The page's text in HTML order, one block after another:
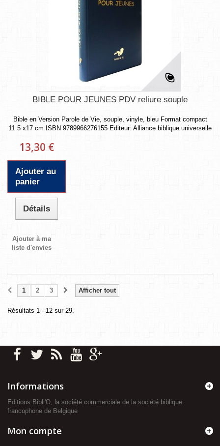
BIBLE POUR JEUNES PDV reliure souple
Bible en Version Parole de Vie, souple, vinyle, bleu Format compact
11.5 x17 cm ISBN 9789966276155 Editeur: Alliance biblique universelle
13,30 €
Ajouter au
panier
Détails
Ajouter à ma
liste d'envies
Afficher tout
1 2 3
Résultats 1 - 12 sur 29.
Informations
Editions Bibli'O, la société commerciale de la société biblique
francophone de Belgique
Mon compte